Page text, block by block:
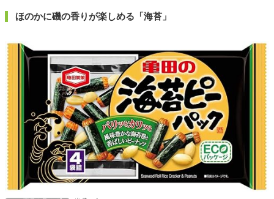
ほのかに磯の香りが楽しめる「海苔」